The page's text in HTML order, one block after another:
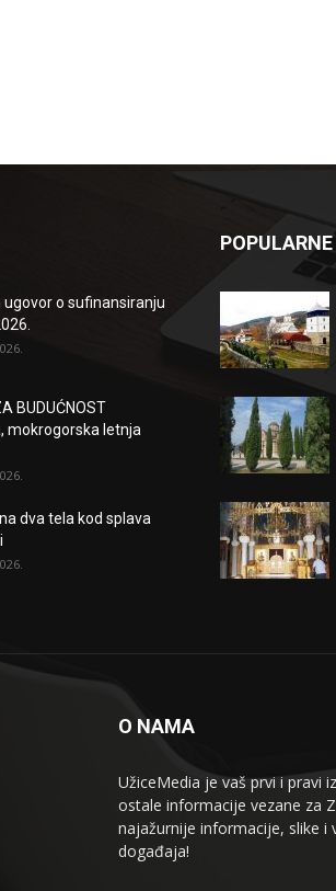
ugovor o sufinansiranju
BUDUĆNOST
mokrogorska letnja
dva tela kod splava
O NAMA
UžiceMedia je vaš prvi i pravi
ostale informacije vezane za
najažurnije informacije, slike i
događaja!